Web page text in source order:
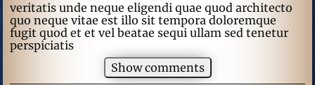
veritatis unde neque eligendi quae quod architecto
quo neque vitae est illo sit tempora doloremque
fugit quod et et vel beatae sequi ullam sed tenetur
perspiciatis
Show comments